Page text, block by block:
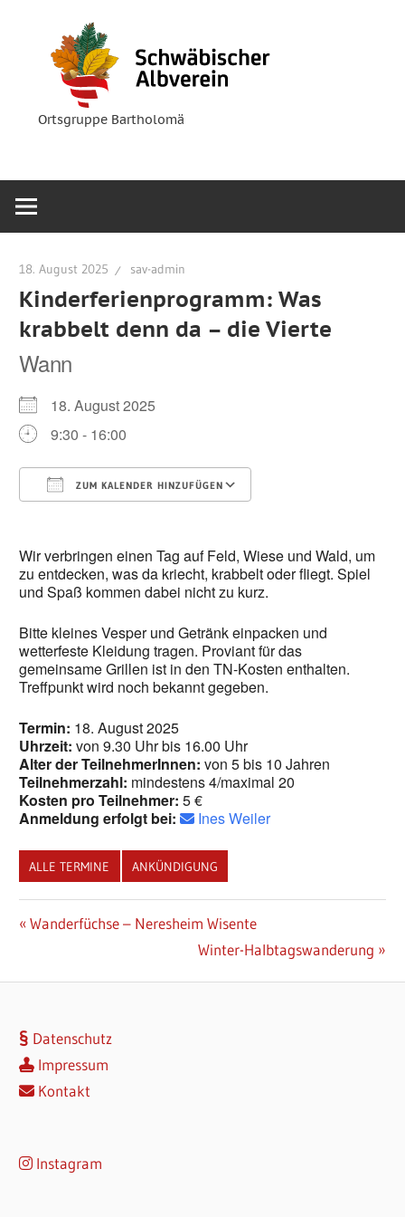
springen
Ortsgruppe Bartholomä
Albverein
Ortsgruppe
Bartholomä
18. August 2025 sav-admin
Kinderferienprogramm: Was
krabbelt denn da – die Vierte
Wann
18. August 2025
9:30 - 16:00
ZUM KALENDER HINZUFÜGEN
Wir verbringen einen Tag auf Feld, Wiese und Wald, um
zu entdecken, was da kriecht, krabbelt oder fliegt. Spiel
und Spaß kommen dabei nicht zu kurz.
Bitte kleines Vesper und Getränk einpacken und
wetterfeste Kleidung tragen. Proviant für das
gemeinsame Grillen ist in den TN-Kosten enthalten.
Treffpunkt wird noch bekannt gegeben.
Termin: 18. August 2025
Uhrzeit: von 9.30 Uhr bis 16.00 Uhr
Alter der TeilnehmerInnen: von 5 bis 10 Jahren
Teilnehmerzahl: mindestens 4/maximal 20
Kosten pro Teilnehmer: 5 €
Anmeldung erfolgt bei:
Ines Weiler
ALLE TERMINE ANKÜNDIGUNG
Beitragsnavigation
Vorheriger
Wanderfüchse – Neresheim Wisente
Nächster
Winter-Halbtagswanderung
Datenschutz
Impressum
Kontakt
Instagram